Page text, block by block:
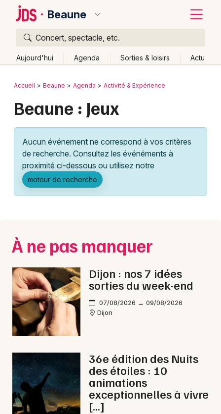
Beaune
Concert, spectacle, etc.
Aujourd'hui Agenda Sorties & loisirs Actu
Publier un événement
Grands événements
Activité & Expérience
Manifestations
Spectacles
Concerts
Sports
Soirées
Sorties famille
Expos
Sorties & loisirs
Jeux en Côte d'Or
Bordeaux
Lille
Lyon
Marseille
Nantes
Nice
Paris
Strasbourg
Toulouse
Retour
Accueil Beaune Agenda Activité & Expérience
Beaune : Jeux
Aucun événement ne correspond à vos critères
de recherche. Consultez les événéments à
proximité ci-dessous ou utilisez notre
moteur de recherche
À ne pas manquer
Dijon : nos 7 idées
sorties du week-end
07/08/2026 → 09/08/2026
Dijon
36e édition des Nuits
des étoiles : 10
animations
exceptionnelles à vivre
[…]
Quoi ?
Où ?
Partout
Près de moi Changer de lieu
Quand ?
Ce week-end